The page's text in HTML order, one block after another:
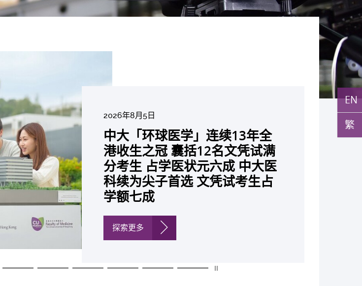
EN
繁
2026年8月5日
中大「环球医学」连续13年全
港收生之冠 囊括12名文凭试满
分考生 占学医状元六成 中大医
科续为尖子首选 文凭试考生占
学额七成
探索更多
中大研发「AI-OCT」系统助测
糖尿黄斑水肿 假阳性转介个案
锐减六成 缩短患者轮候诊症时
间
探索更多
中大黄秀娟教授获颁中国工程界
最高荣誉「光华工程科技奖」
成为今届医药衞生领域唯一香港
学者
探索更多
中大新设「香港中文大学凤凰奖
学金」嘉许公开试状元 鼓励学
医状元走出课堂放眼世界 装备
21世纪妙手仁医
探索更多
中大全新一站式PGT-Plus方案
精准辨识传统检测中复杂基因异
常「盲点」 降低人工受孕流产
及异常妊娠风险
探索更多
2026年6月22日
中大发现青光眼治疗新靶点 小
鼠实验证实可恢复七成视力 有
助开创崭新神经保护疗法
探索更多
2026年6月17日
中大成功拆解肝癌免疫治疗耐药
性机制 揭一种免疫细胞具「除
废喂食」新功能助癌细胞耐药性
探索更多
2026年6月10日
中大与多名全球专家共同牵头跨
国肺癌研究 逾半晚期ALK阳性
肺癌病人七年无恶化 因特定基
因异常而引起的肺癌有望变成
「慢性病」 患者可与病共存
探索更多
2026年6月5日
中大教授陈重娥获颁「清野裕杰
出领袖奖」 成为本港首名学者
荣膺亚洲糖尿病教研最高荣誉
探索更多
2026年6月2日
中大汇聚逾200位区域专家 探讨
私人医疗保险如何推动全民健康
覆盖
探索更多
2026年5月19日
中大张源津医生成首位亚洲研究
员 荣获国际泌尿科权威奖项
John K. Lattimer 讲座奖
探索更多
2026年5月14日
中大取得「从实验室到临床应
用」研究突破 初步证实GLP-1
药物可改善严重中风康复情况
探索更多